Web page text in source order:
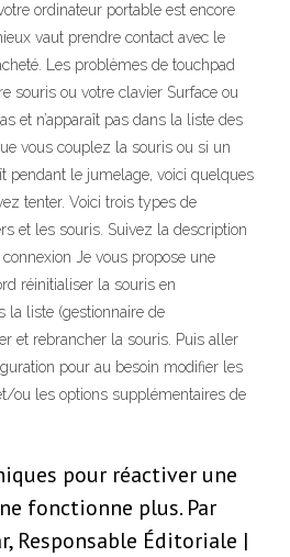
ordinateur portable est encore
vaut prendre contact avec le
Les problèmes de touchpad
souris ou votre clavier Surface ou
et n’apparaît pas dans la liste des
vous couplez la souris ou si un
pendant le jumelage, voici quelques
tenter. Voici trois types de
et les souris. Suivez la description
Je vous propose une
réinitialiser la souris en
la liste (gestionnaire de
et rebrancher la souris. Puis aller
pour au besoin modifier les
ou les options supplémentaires de
pour réactiver une
fonctionne plus. Par
Responsable Éditoriale |